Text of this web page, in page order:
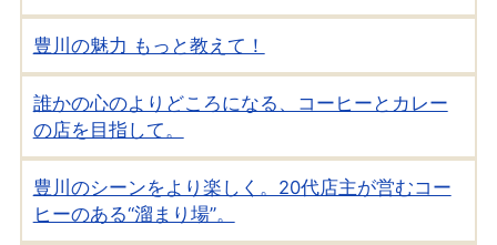
豊川の魅力 もっと教えて！
誰かの心のよりどころになる、コーヒーとカレー
の店を目指して。
豊川のシーンをより楽しく。20代店主が営むコー
ヒーのある“溜まり場”。